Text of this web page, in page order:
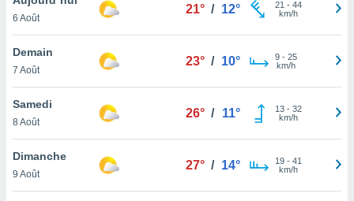
et
»,
au
vous
qu'ils
ou
6 Août
21° / 12° 21 - 44
km/h
Demain
7 Août
23° / 10° 9- 25
km/h
Samedi
8 Août
26° / 11° 13- 32
km/h
Dimanche
9 Août
27° / 14° 19- 41
km/h